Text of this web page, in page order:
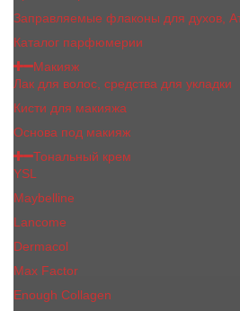
Заправляемые флаконы для духов,
Каталог парфюмерии
Макияж
Лак для волос, средства для укладки
Кисти для макияжа
Основа под макияж
Тональный крем
YSL
Maybelline
Lancome
Dermacol
Max Factor
Enough Collagen